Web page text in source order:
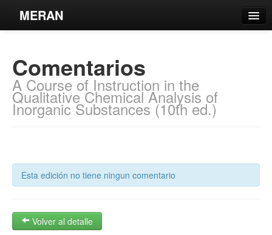
MERAN
Búsqueda Avanzada
Estantes Virtuales
Iniciar sesión
Comentarios
A Course of Instruction in the
Qualitative Chemical Analysis of
Inorganic Substances (10th ed.)
Esta edición no tiene ningun comentario
Volver al detalle